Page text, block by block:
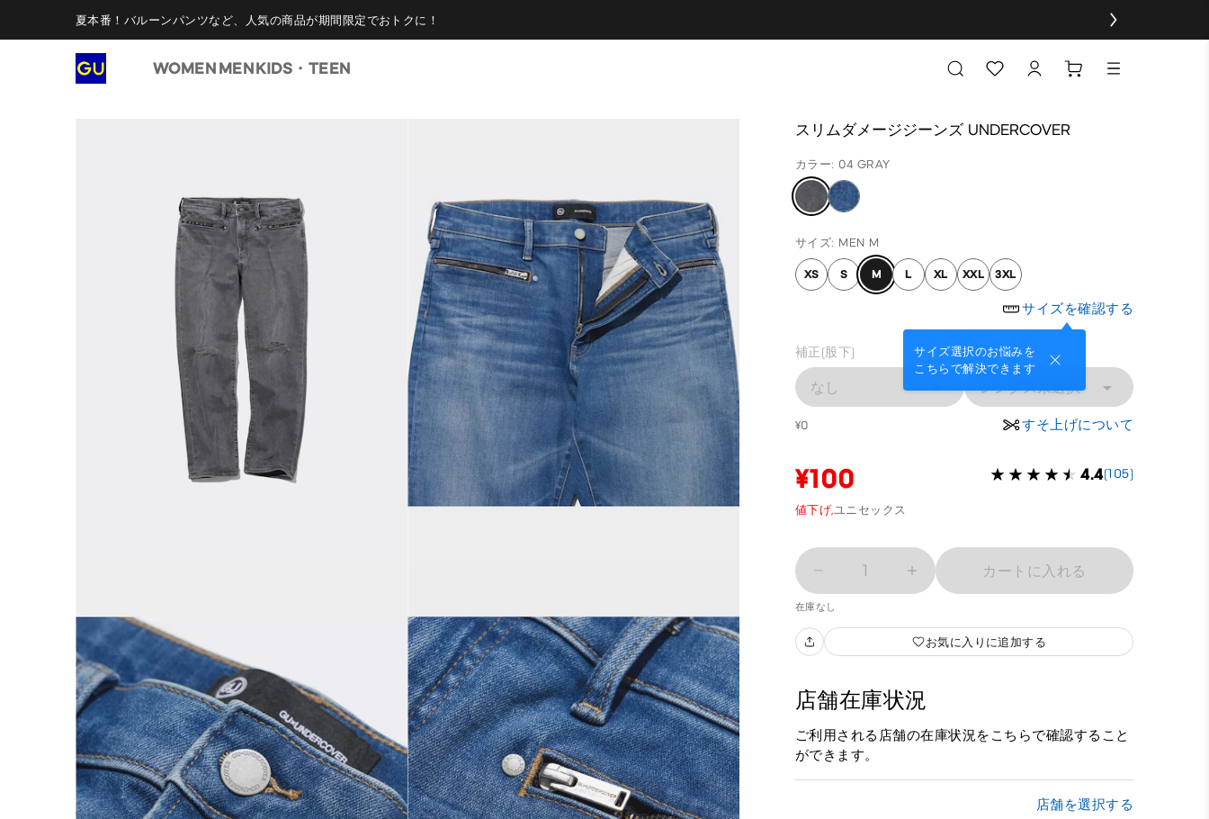
夏本番！バルーンパンツなど、人気の商品が期間限定でおトクに！
WOMEN MENKIDS・TEEN
スリムダメージジーンズ UNDERCOVER
カラー: 04 GRAY
サイズ: MEN M
XS S M L XL XXL 3XL
サイズを確認する
サイズ選択のお悩みを
こちらで解決できます
補正(股下)
なし レングス未選択
¥0 すそ上げについて
¥100 4.4(105)
値下げ,ユニセックス
1 カートに入れる
在庫なし
お気に入りに追加する
店舗在庫状況
ご利用される店舗の在庫状況をこちらで確認すること
ができます。
店舗を選択する